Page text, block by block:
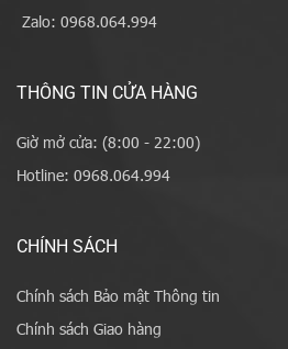
Zalo: 0968.064.994
THÔNG TIN CỬA HÀNG
Giờ mở cửa: (8:00 - 22:00)
Hotline: 0968.064.994
CHÍNH SÁCH
Chính sách Bảo mật Thông tin
Chính sách Giao hàng